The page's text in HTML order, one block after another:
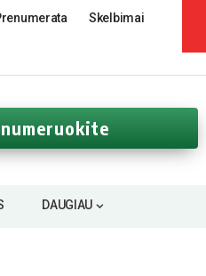
Skelbimai
DAUGIAU